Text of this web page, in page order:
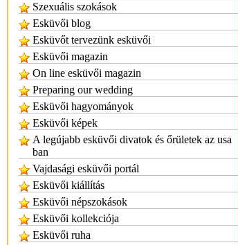
Szexuális szokások
Esküvői blog
Esküvőt tervezünk esküvői
Esküvői magazin
On line esküvői magazin
Preparing our wedding
Esküvői hagyományok
Esküvői képek
A legújabb esküvői divatok és őrületek az usa
ban
Vajdasági esküvői portál
Esküvői kiállítás
Esküvői népszokások
Esküvői kollekciója
Esküvői ruha